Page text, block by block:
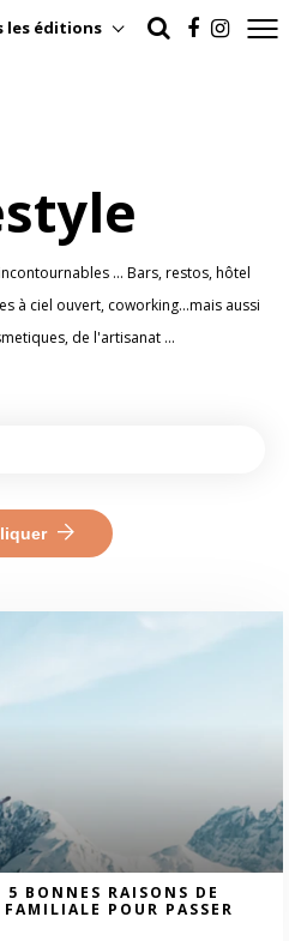
les éditions
... Bars, restos, hôtel
à ciel ouvert, coworking...mais aussi
de l'artisanat ...
BONNES RAISONS DE
POUR PASSER